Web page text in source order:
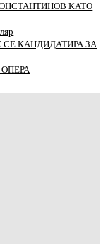
КАТО
СЕ КАНДИДАТИРА ЗА